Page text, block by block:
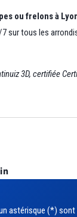
ou frelons à
sur tous les
3D, certifiée
astérisque (*)